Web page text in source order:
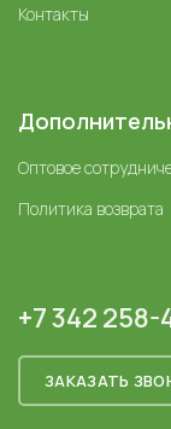
Контакты
Оптовое
Политика возврата
+7 342
ЗАКАЗАТЬ